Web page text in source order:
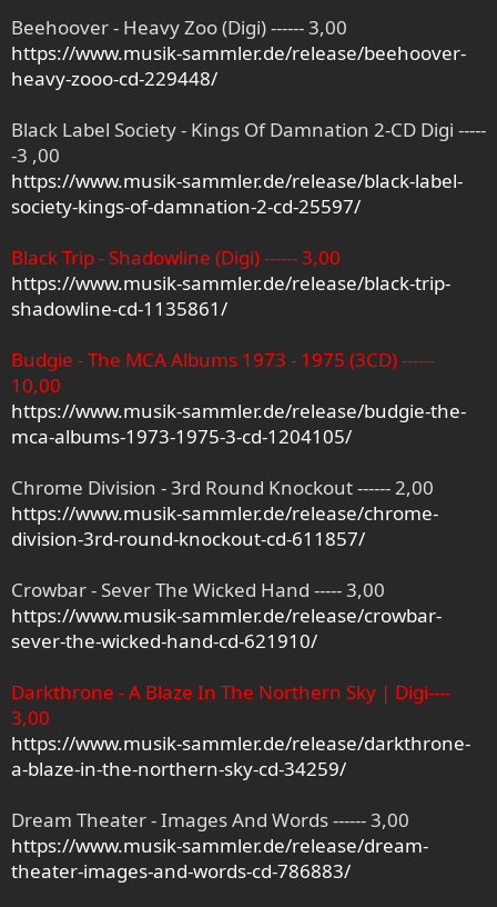
Beehoover - Heavy Zoo (Digi) ------ 3,00
https://www.musik-sammler.de/release/beehoover-
heavy-zooo-cd-229448/
Black Label Society - Kings Of Damnation 2-CD Digi -----
-3 ,00
https://www.musik-sammler.de/release/black-label-
society-kings-of-damnation-2-cd-25597/
Black Trip - Shadowline (Digi) ------ 3,00
https://www.musik-sammler.de/release/black-trip-
shadowline-cd-1135861/
Budgie - The MCA Albums 1973 - 1975 (3CD) ------
10,00
https://www.musik-sammler.de/release/budgie-the-
mca-albums-1973-1975-3-cd-1204105/
Chrome Division - 3rd Round Knockout ------ 2,00
https://www.musik-sammler.de/release/chrome-
division-3rd-round-knockout-cd-611857/
Crowbar - Sever The Wicked Hand ----- 3,00
https://www.musik-sammler.de/release/crowbar-
sever-the-wicked-hand-cd-621910/
Darkthrone - A Blaze In The Northern Sky | Digi----
3,00
https://www.musik-sammler.de/release/darkthrone-
a-blaze-in-the-northern-sky-cd-34259/
Dream Theater - Images And Words ------ 3,00
https://www.musik-sammler.de/release/dream-
theater-images-and-words-cd-786883/